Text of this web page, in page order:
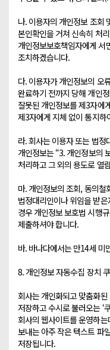
나. 이용자의 개인정보 조회
본인확인을 거쳐 신속히 처
개인정보보호책임자에게 서
조치하겠습니다.
다. 이용자가 개인정보의 오
완료하기 전까지 당해 개인
잘못된 개인정보를 제3자에
제3자에게 지체 없이 통지하
라. 회사는 이용자 또는 법정
개인정보는 “3. 개인정보의
처리하고 그 외의 용도로 열
마. 개인정보의 조회, 동의철
법정대리인이나 위임을 받
경우 개인정보 보호법 시행
제출하셔야 합니다.
바. 바나다에서는 만14세 미
8. 개인정보 자동수집 장치
회사는 개인화되고 맞춤화
저장하고 수시로 불러오는 ‘
회사의 웹사이트를 운영하
보내는 아주 작은 텍스트 파
저장됩니다.